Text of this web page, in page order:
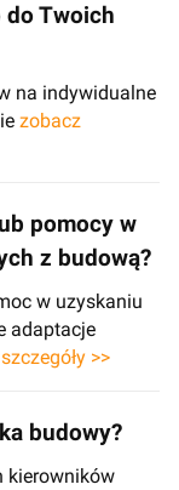
do Twoich
na indywidualne
zobacz
pomocy w
z budową?
w uzyskaniu
adaptacje
>>
budowy?
kierowników